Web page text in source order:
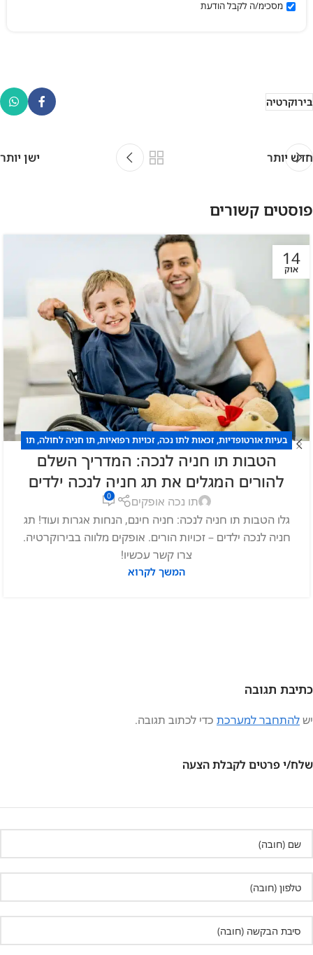
מסכימ/ה לקבל הודעת
בירוקרטיה
חדש יותר ישן יותר
פוסטים קשורים
14
אוק
בעיות אורטופדיות,זכאות לתו נכה,זכויות רפואיות,תו חניה לחולה,תו
חניה לנכה,תו נכה
הטבות תו חניה לנכה: המדריך השלם
להורים המגלים את תג חניה לנכה ילדים
תו נכה אופקים 0
גלו הטבות תו חניה לנכה: חניה חינם, הנחות אגרות ועוד! תג
חניה לנכה ילדים – זכויות הורים. אופקים מלווה בבירוקרטיה.
צרו קשר עכשיו!
המשך לקרוא
כתיבת תגובה
ישלהתחבר למערכת כדי לכתוב תגובה.
שלח/י פרטים לקבלת הצעה